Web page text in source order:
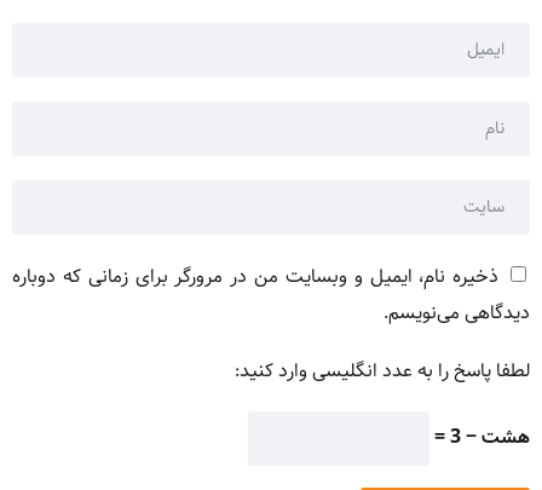
ذخیره نام، ایمیل و وبسایت من در مرورگر برای زمانی که دوباره
دیدگاهی می‌نویسم.
لطفا پاسخ را به عدد انگلیسی وارد کنید:
هشت − 3 =